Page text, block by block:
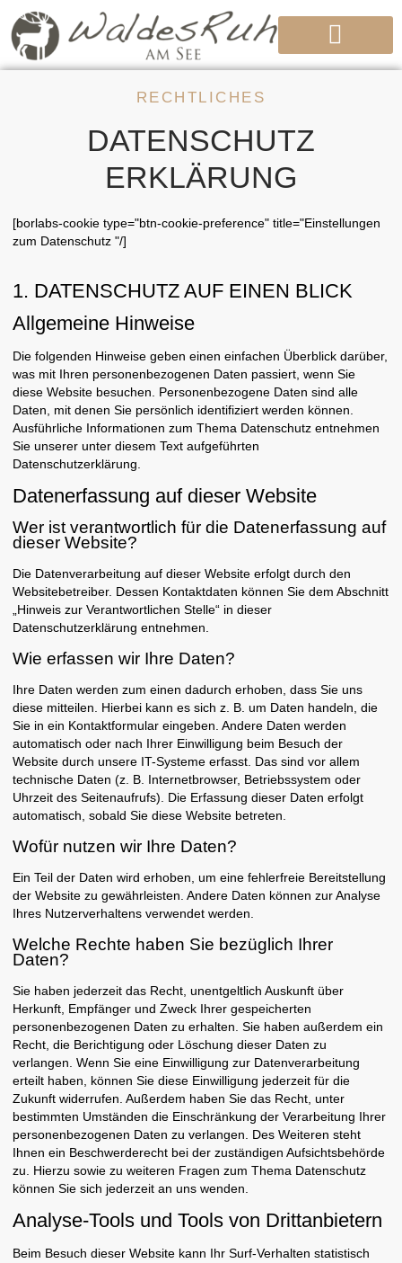
RECHTLICHES
DATENSCHUTZ
ERKLÄRUNG
[borlabs-cookie type="btn-cookie-preference" title="Einstellungen
zum Datenschutz "/]
1. DATENSCHUTZ AUF EINEN BLICK
Allgemeine Hinweise
Die folgenden Hinweise geben einen einfachen Überblick darüber,
was mit Ihren personenbezogenen Daten passiert, wenn Sie
diese Website besuchen. Personenbezogene Daten sind alle
Daten, mit denen Sie persönlich identifiziert werden können.
Ausführliche Informationen zum Thema Datenschutz entnehmen
Sie unserer unter diesem Text aufgeführten
Datenschutzerklärung.
Datenerfassung auf dieser Website
Wer ist verantwortlich für die Datenerfassung auf
dieser Website?
Die Datenverarbeitung auf dieser Website erfolgt durch den
Websitebetreiber. Dessen Kontaktdaten können Sie dem Abschnitt
„Hinweis zur Verantwortlichen Stelle“ in dieser
Datenschutzerklärung entnehmen.
Wie erfassen wir Ihre Daten?
Ihre Daten werden zum einen dadurch erhoben, dass Sie uns
diese mitteilen. Hierbei kann es sich z. B. um Daten handeln, die
Sie in ein Kontaktformular eingeben. Andere Daten werden
automatisch oder nach Ihrer Einwilligung beim Besuch der
Website durch unsere IT-Systeme erfasst. Das sind vor allem
technische Daten (z. B. Internetbrowser, Betriebssystem oder
Uhrzeit des Seitenaufrufs). Die Erfassung dieser Daten erfolgt
automatisch, sobald Sie diese Website betreten.
Wofür nutzen wir Ihre Daten?
Ein Teil der Daten wird erhoben, um eine fehlerfreie Bereitstellung
der Website zu gewährleisten. Andere Daten können zur Analyse
Ihres Nutzerverhaltens verwendet werden.
Welche Rechte haben Sie bezüglich Ihrer
Daten?
Sie haben jederzeit das Recht, unentgeltlich Auskunft über
Herkunft, Empfänger und Zweck Ihrer gespeicherten
personenbezogenen Daten zu erhalten. Sie haben außerdem ein
Recht, die Berichtigung oder Löschung dieser Daten zu
verlangen. Wenn Sie eine Einwilligung zur Datenverarbeitung
erteilt haben, können Sie diese Einwilligung jederzeit für die
Zukunft widerrufen. Außerdem haben Sie das Recht, unter
bestimmten Umständen die Einschränkung der Verarbeitung Ihrer
personenbezogenen Daten zu verlangen. Des Weiteren steht
Ihnen ein Beschwerderecht bei der zuständigen Aufsichtsbehörde
zu. Hierzu sowie zu weiteren Fragen zum Thema Datenschutz
können Sie sich jederzeit an uns wenden.
Analyse-Tools und Tools von Dritt­anbietern
Beim Besuch dieser Website kann Ihr Surf-Verhalten statistisch